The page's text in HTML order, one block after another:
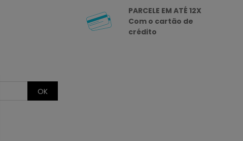
OK
PARCELE EM ATÉ 12X
Com o cartão de
crédito